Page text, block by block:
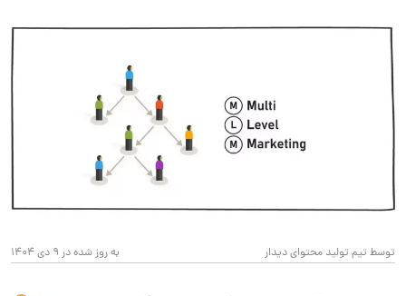
به روز شده در 9 دی 1404 توسط تیم تولید محتوای دیدار